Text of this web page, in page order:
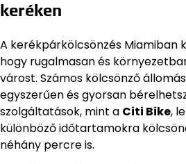
keréken
A kerékpárkölcsönzés Miamiban
hogy rugalmasan és
várost. Számos kölcsönző
egyszerűen és gyorsan
szolgáltatások, mint a Citi Bike,
különböző időtartamokra
néhány percre is.